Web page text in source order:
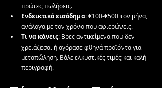
πρώτες πωλήσεις.
Ενδεικτικόεισόδημα: €100-€500 τον μήνα,
ανάλογα με τον χρόνο που αφιερώνεις.
Τινα κάνεις: Βρες αντικείμενα που δεν
χρειάζεσαι ή αγόρασε φθηνά προϊόντα για
μεταπώληση. Βάλε ελκυστικές τιμές και καλή
περιγραφή.